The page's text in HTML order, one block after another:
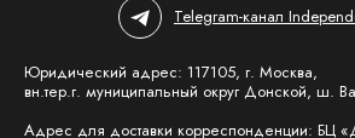
Telegram-канал
Юридический адрес: 117105, г. Москва,
вн.тер.г. муниципальный округ Донской, ш.
Адрес для доставки корреспонденции: БЦ